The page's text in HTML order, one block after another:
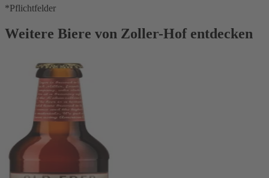
*Pflichtfelder
Weitere Biere von Zoller-Hof entdecken